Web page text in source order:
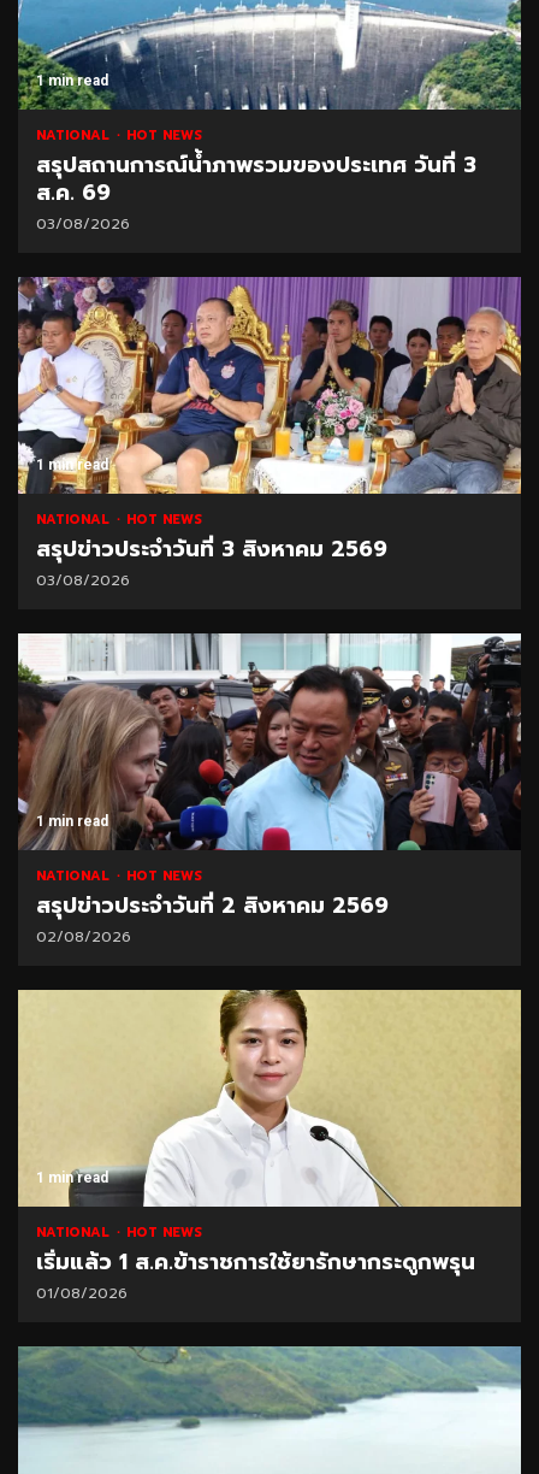
1 min read
NATIONAL HOT NEWS
สรุปสถานการณ์น้ำภาพรวมของประเทศ วันที่ 3
ส.ค. 69
03/08/2026
1 min read
NATIONAL HOT NEWS
สรุปข่าวประจำวันที่ 3 สิงหาคม 2569
03/08/2026
1 min read
NATIONAL HOT NEWS
สรุปข่าวประจำวันที่ 2 สิงหาคม 2569
02/08/2026
1 min read
NATIONAL HOT NEWS
เริ่มแล้ว 1 ส.ค.ข้าราชการใช้ยารักษากระดูกพรุน
01/08/2026